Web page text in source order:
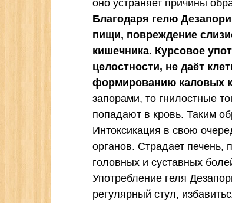
оно устраняет причины
Благодаря гелю
пищи, повреждение
кишечника. Курсовое
целостности, не даёт
формированию каловых
запорами, то гнилостные
попадают в кровь. Таким
Интоксикация в свою
органов. Страдает печень,
головных и суставных
Употребление геля
регулярный стул,